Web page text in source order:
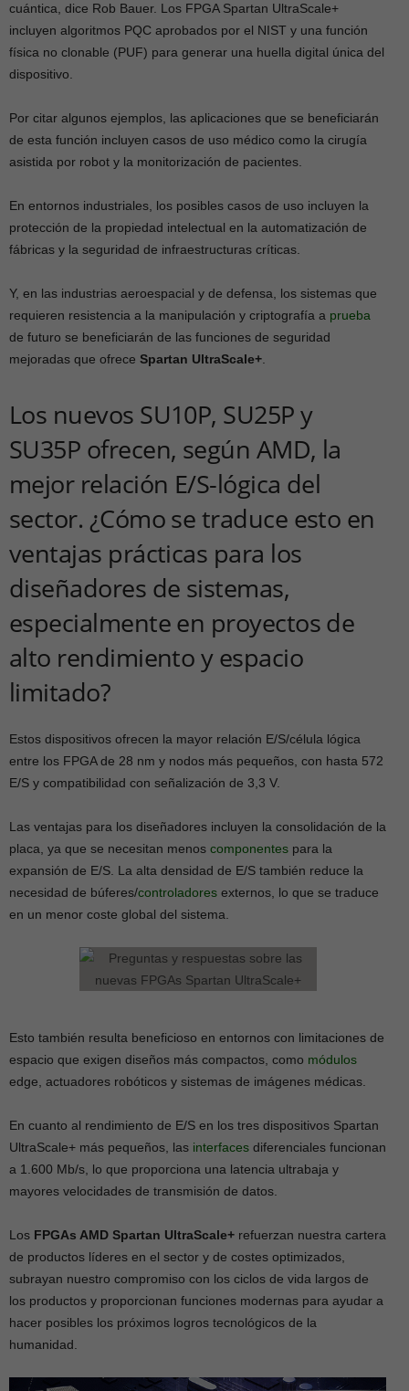
cuántica, dice Rob Bauer. Los FPGA Spartan UltraScale+
incluyen algoritmos PQC aprobados por el NIST y una función
física no clonable (PUF) para generar una huella digital única del
dispositivo.
Por citar algunos ejemplos, las aplicaciones que se beneficiarán
de esta función incluyen casos de uso médico como la cirugía
asistida por robot y la monitorización de pacientes.
En entornos industriales, los posibles casos de uso incluyen la
protección de la propiedad intelectual en la automatización de
fábricas y la seguridad de infraestructuras críticas.
Y, en las industrias aeroespacial y de defensa, los sistemas que
requieren resistencia a la manipulación y criptografía a prueba
de futuro se beneficiarán de las funciones de seguridad
mejoradas que ofrece Spartan UltraScale+
Los nuevos SU10P, SU25P y
SU35P ofrecen, según AMD, la
mejor relación E/S-lógica del
sector. ¿Cómo se traduce esto en
ventajas prácticas para los
diseñadores de sistemas,
especialmente en proyectos de
alto rendimiento y espacio
limitado?
Estos dispositivos ofrecen la mayor relación E/S/célula lógica
entre los FPGA de 28 nm y nodos más pequeños, con hasta 572
E/S y compatibilidad con señalización de 3,3 V.
Las ventajas para los diseñadores incluyen la consolidación de la
placa, ya que se necesitan menos componentes para la
expansión de E/S. La alta densidad de E/S también reduce la
necesidad de búferes/controladores externos, lo que se traduce
en un menor coste global del sistema.
Esto también resulta beneficioso en entornos con limitaciones de
espacio que exigen diseños más compactos, como módulos
edge, actuadores robóticos y sistemas de imágenes médicas.
En cuanto al rendimiento de E/S en los tres dispositivos Spartan
UltraScale+ más pequeños, las interfaces diferenciales funcionan
a 1.600 Mb/s, lo que proporciona una latencia ultrabaja y
mayores velocidades de transmisión de datos.
Los FPGAs AMD Spartan UltraScale+ refuerzan nuestra cartera
de productos líderes en el sector y de costes optimizados,
subrayan nuestro compromiso con los ciclos de vida largos de
los productos y proporcionan funciones modernas para ayudar a
hacer posibles los próximos logros tecnológicos de la
humanidad.